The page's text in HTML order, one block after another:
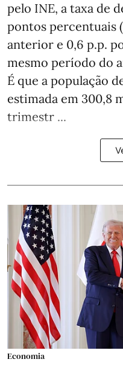
pelo INE, a taxa de
pontos percentuais
anterior e 0,6 p.p.
mesmo período do
É que a população
estimada em 300,8
trimestr ...
Economia